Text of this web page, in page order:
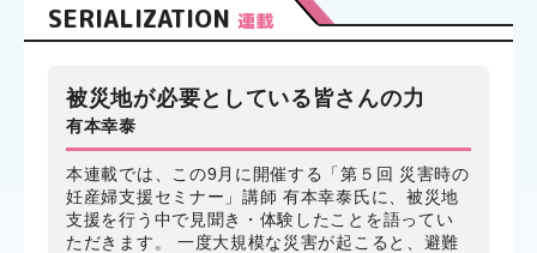
SERIALIZATION 連載
被災地が必要としている皆さんの力
有本幸泰
本連載では、この9月に開催する「第５回 災害時の
妊産婦支援セミナー」講師 有本幸泰氏に、被災地
支援を行う中で見聞き・体験したことを語ってい
ただきます。 一度大規模な災害が起こると、避難